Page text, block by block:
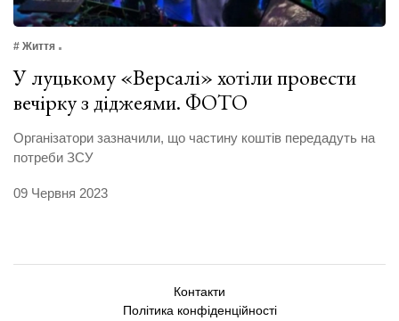
# Життя
У луцькому «Версалі» хотіли провести
вечірку з діджеями. ФОТО
Організатори зазначили, що частину коштів передадуть на
потреби ЗСУ
09 Червня 2023
Контакти
Політика конфіденційності